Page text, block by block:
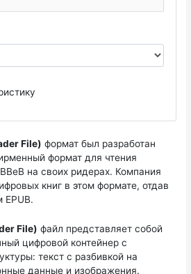
File) формат был разработан
формат для чтения
на своих ридерах. Компания
книг в этом формате, отдав
EPUB.
File) файл представляет собой
цифровой контейнер с
текст с разбивкой на
данные и изображения.